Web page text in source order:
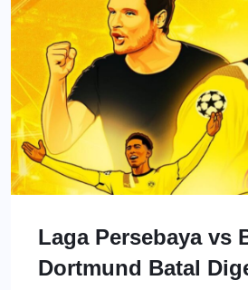
Laga Persebaya vs
Dortmund Batal